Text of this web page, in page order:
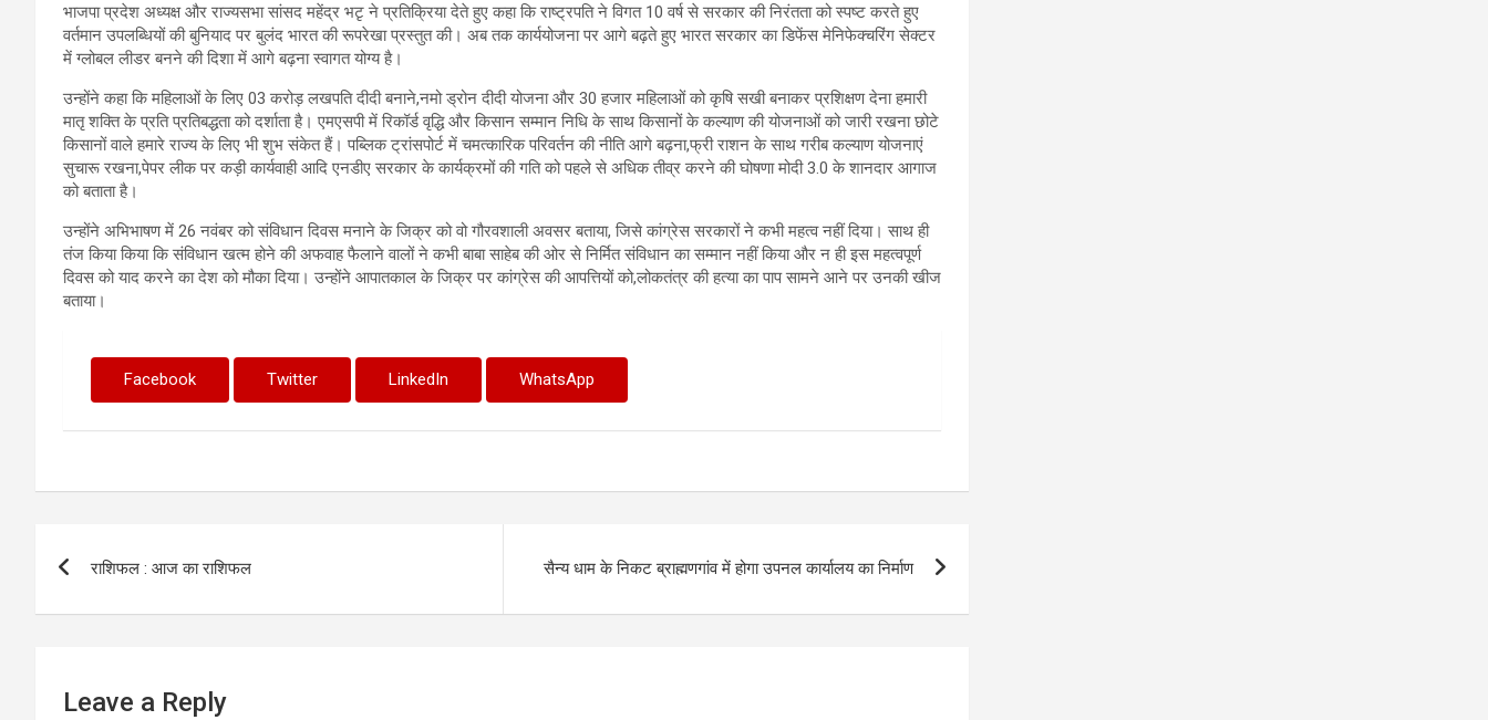
भाजपा प्रदेश अध्यक्ष और राज्यसभा सांसद महेंद्र भटृ ने प्रतिक्रिया देते हुए कहा कि राष्ट्रपति ने विगत 10 वर्ष से सरकार की निरंतता को स्पष्ट करते हुए
वर्तमान उपलब्धियों की बुनियाद पर बुलंद भारत की रूपरेखा प्रस्तुत की। अब तक कार्ययोजना पर आगे बढ़ते हुए भारत सरकार का डिफेंस मेनिफेक्चरिंग सेक्टर
में ग्लोबल लीडर बनने की दिशा में आगे बढ़ना स्वागत योग्य है।
उन्होंने कहा कि महिलाओं के लिए 03 करोड़ लखपति दीदी बनाने,नमो ड्रोन दीदी योजना और 30 हजार महिलाओं को कृषि सखी बनाकर प्रशिक्षण देना हमारी
मातृ शक्ति के प्रति प्रतिबद्धता को दर्शाता है। एमएसपी में रिकॉर्ड वृद्धि और किसान सम्मान निधि के साथ किसानों के कल्याण की योजनाओं को जारी रखना छोटे
किसानों वाले हमारे राज्य के लिए भी शुभ संकेत हैं। पब्लिक ट्रांसपोर्ट में चमत्कारिक परिवर्तन की नीति आगे बढ़ना,फ्री राशन के साथ गरीब कल्याण योजनाएं
सुचारू रखना,पेपर लीक पर कड़ी कार्यवाही आदि एनडीए सरकार के कार्यक्रमों की गति को पहले से अधिक तीव्र करने की घोषणा मोदी 3.0 के शानदार आगाज
को बताता है।
उन्होंने अभिभाषण में 26 नवंबर को संविधान दिवस मनाने के जिक्र को वो गौरवशाली अवसर बताया, जिसे कांग्रेस सरकारों ने कभी महत्व नहीं दिया। साथ ही
तंज किया किया कि संविधान खत्म होने की अफवाह फैलाने वालों ने कभी बाबा साहेब की ओर से निर्मित संविधान का सम्मान नहीं किया और न ही इस महत्वपूर्ण
दिवस को याद करने का देश को मौका दिया। उन्होंने आपातकाल के जिक्र पर कांग्रेस की आपत्तियों को,लोकतंत्र की हत्या का पाप सामने आने पर उनकी खीज
बताया।
Facebook Twitter LinkedIn WhatsApp
राशिफल : आज का राशिफल सैन्य धाम के निकट ब्राह्मणगांव में होगा उपनल कार्यालय का निर्माण
Leave a Reply